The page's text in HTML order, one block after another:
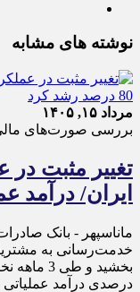
نوشته های مشابه
مرداد ۱۵, ۱۴۰۵
بررسی صورت‌های مالی 3 ماهه نخست 1405 نشان
تغییر مثبت در
ایران/ درآمد عملیاتی 80
ماناسپهر - ​بانک
خدمت‌رسانی به
درصدی درآمد عملیاتی و 26 درصدی سود خالص